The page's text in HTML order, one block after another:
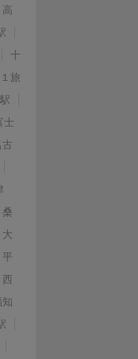
高
十
旅
士
古
桑
大
平
西
知